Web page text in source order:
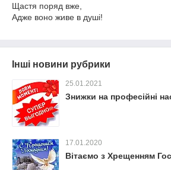
Щастя поряд вже,
Адже воно живе в душі!
Інші новини рубрики
25.01.2021
Знижки на професійні
17.01.2020
Вітаємо з Хрещенням